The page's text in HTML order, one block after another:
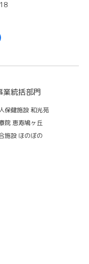
業統括部門
保健施設 和光苑
院 恵寿鳩ヶ丘
施設 ほのぼの